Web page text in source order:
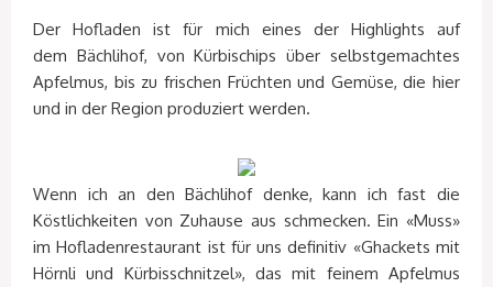
Der Hofladen ist für mich eines der Highlights auf
dem Bächlihof, von Kürbischips über selbstgemachtes
Apfelmus, bis zu frischen Früchten und Gemüse, die hier
und in der Region produziert werden.
Wenn ich an den Bächlihof denke, kann ich fast die
Köstlichkeiten von Zuhause aus schmecken. Ein «Muss»
im Hofladenrestaurant ist für uns definitiv «Ghackets mit
Hörnli und Kürbisschnitzel», das mit feinem Apfelmus